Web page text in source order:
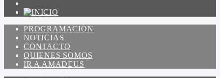
PROGRAMACIÓN
NOTICIAS
CONTACTO
QUIENES SOMOS
IR A AMADEUS